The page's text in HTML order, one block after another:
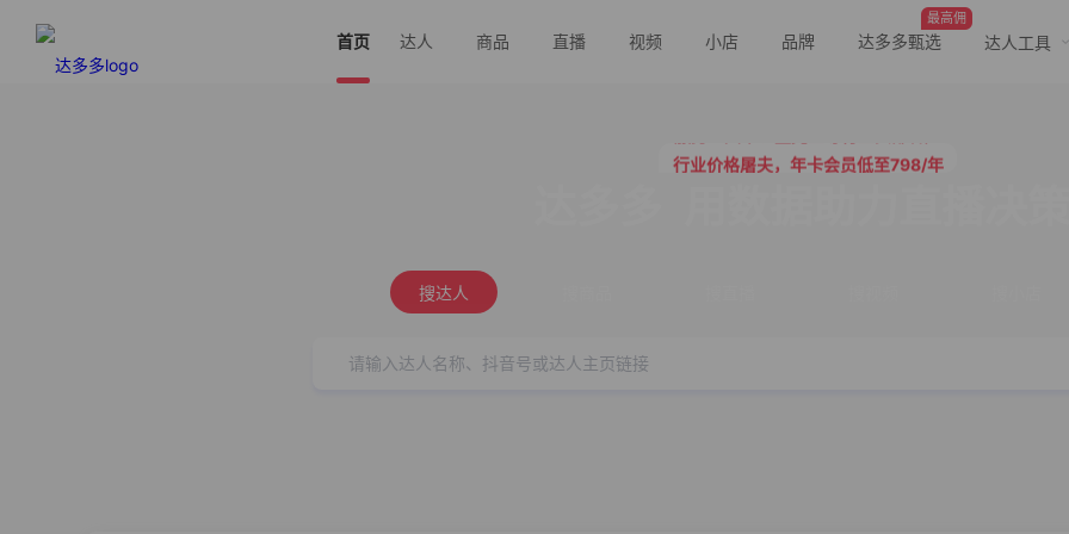
首页 达人 商品 直播 视频 小店 品牌
最高佣
达多多甄选 达人工具
行业价格屠夫，年卡会员低至798/年
搜达人